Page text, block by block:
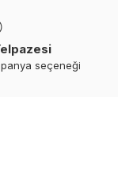
seçeneği